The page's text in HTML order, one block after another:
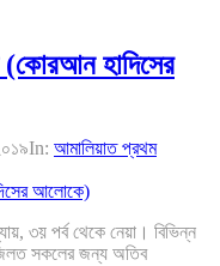
(কোরআন হাদিসের
In: আমালিয়াত প্রথম
৩য় পর্ব থেকে নেয়া। বিভিন্ন
সকলের জন্য অতিব